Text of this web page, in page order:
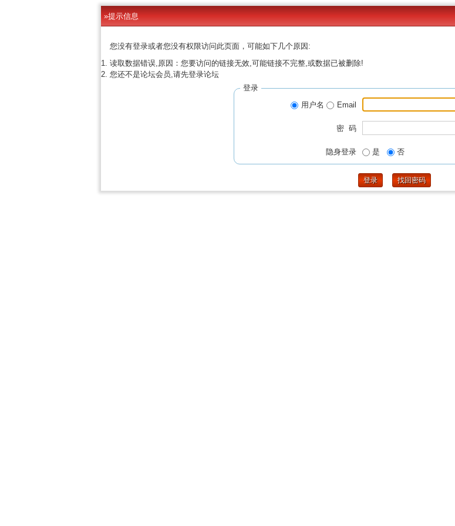
»提示信息
您没有登录或者您没有权限访问此页面，可能如下几个原因:
读取数据错误,原因：您要访问的链接无效,可能链接不完整,或数据已被删除!
您还不是论坛会员,请先登录论坛
登录
用户名
Email
密 码
隐身登录 是 否